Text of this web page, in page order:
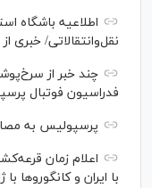
اطلاعیه باشگاه
نقل‌وانتقالاتی/ خبری
چند خبر از
فدراسیون فوتبال
پرسپولیس به
اعلام زمان
با ایران و کانگورو‌ها با